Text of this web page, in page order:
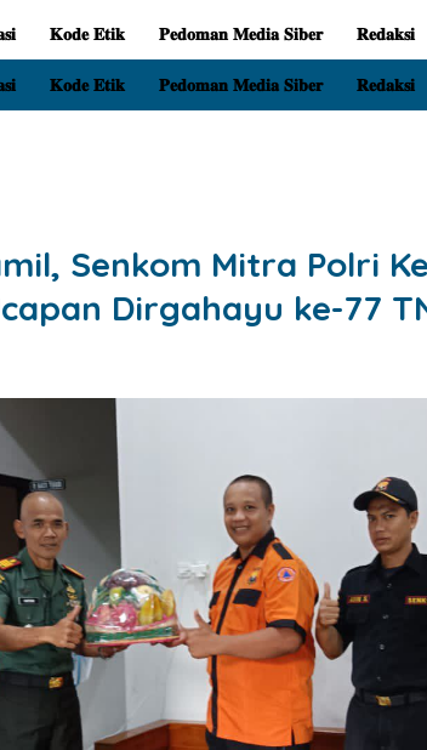
𝐊𝐨𝐝𝐞 𝐄𝐭𝐢𝐤 𝐏𝐞𝐝𝐨𝐦𝐚𝐧 𝐌𝐞𝐝𝐢𝐚 𝐒𝐢𝐛𝐞𝐫 𝐑𝐞𝐝𝐚𝐤𝐬𝐢
𝐊𝐨𝐝𝐞 𝐄𝐭𝐢𝐤 𝐏𝐞𝐝𝐨𝐦𝐚𝐧 𝐌𝐞𝐝𝐢𝐚 𝐒𝐢𝐛𝐞𝐫 𝐑𝐞𝐝𝐚𝐤𝐬𝐢
Senkom Mitra Polri
Dirgahayu ke-77